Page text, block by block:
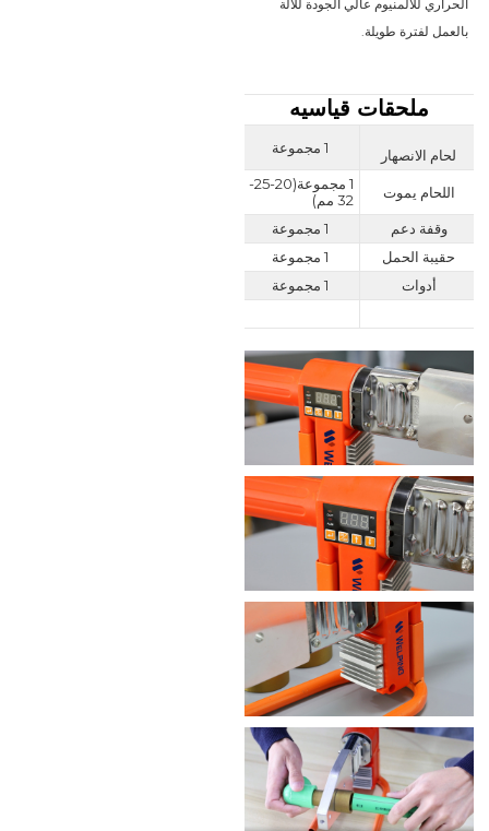
بالعمل لفترة طويلة.
ملحقات قياسيه
لحام الانصهار 1 مجموعة
اللحام يموت 1 مجموعة
(20-25-
32 مم)
وقفة دعم
1 مجموعة
حقيبة الحمل
1 مجموعة
أدوات
1 مجموعة